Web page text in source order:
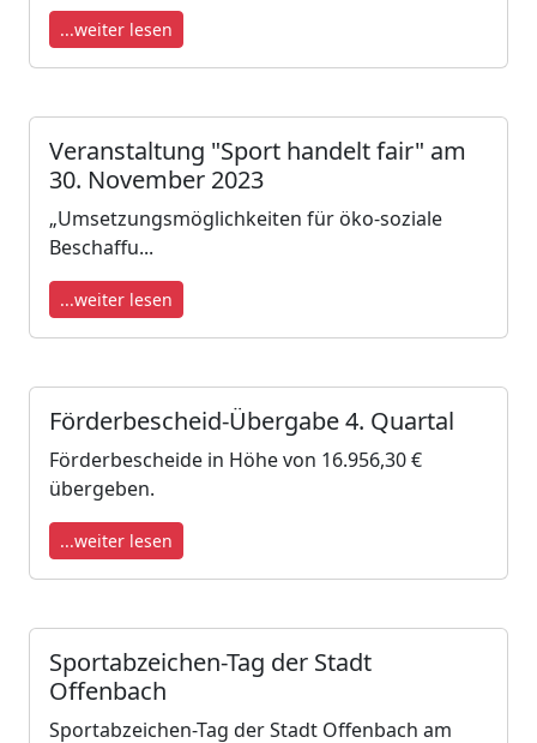
...weiter lesen
Veranstaltung "Sport handelt fair" am
30. November 2023
„Umsetzungsmöglichkeiten für öko-soziale
Beschaffu...
...weiter lesen
Förderbescheid-Übergabe 4. Quartal
Förderbescheide in Höhe von 16.956,30 €
übergeben.
...weiter lesen
Sportabzeichen-Tag der Stadt
Offenbach
Sportabzeichen-Tag der Stadt Offenbach am